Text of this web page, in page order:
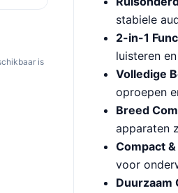
is
stabiele
2-in-1
luisteren
Volledige
oproepen
Breed
apparaten
Compact
voor
Duurzaam